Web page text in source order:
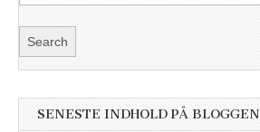
SENESTE INDHOLD PÅ BLOGGEN